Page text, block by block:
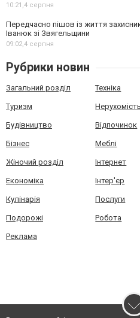
10:21, 4 серпня
Передчасно пішов із життя
Іванюк зі Звягельщини
09:02, 4 серпня
Рубрики новин
Загальний розділ Техніка
Туризм Нерухомість
Будівництво Відпочинок
Бізнес Меблі
Жіночий розділ Інтернет
Економіка Інтер'єр
Кулінарія Послуги
Подорожі Робота
Реклама